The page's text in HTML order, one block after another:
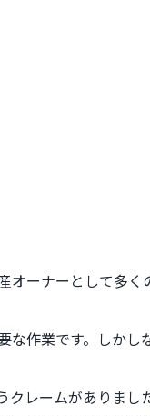
ーナーとして多
作業です。しかし
レームがありま